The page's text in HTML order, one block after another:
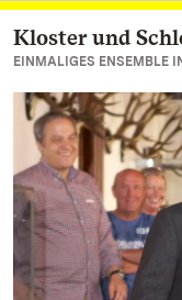
Zum
Kloster und
EINMALIGES ENSEMBLE